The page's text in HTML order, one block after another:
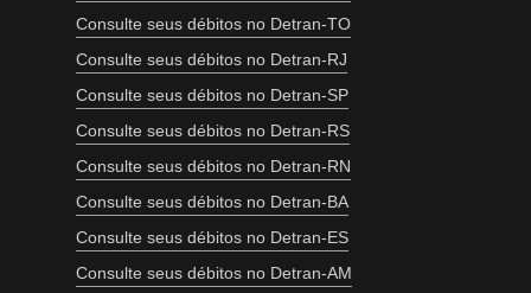
Consulte seus débitos no Detran-TO
Consulte seus débitos no Detran-RJ
Consulte seus débitos no Detran-SP
Consulte seus débitos no Detran-RS
Consulte seus débitos no Detran-RN
Consulte seus débitos no Detran-BA
Consulte seus débitos no Detran-ES
Consulte seus débitos no Detran-AM